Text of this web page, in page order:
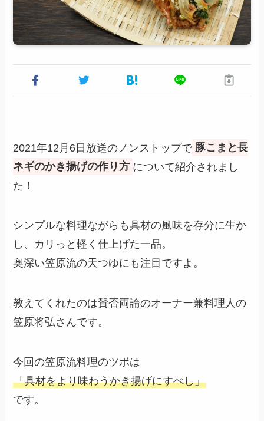
2021年12月6日放送のノンストップで 豚こまと長
ネギのかき揚げの作り方 について紹介されまし
た！
シンプルな料理ながらも具材の風味を存分に生か
し、カリっと軽く仕上げた一品。
奥深い笠原流の天つゆにも注目ですよ。
教えてくれたのは賛否両論のオーナー兼料理人の
笠原将弘さんです。
今回の笠原流料理のツボは
「具材をより味わうかき揚げにすべし」
です。